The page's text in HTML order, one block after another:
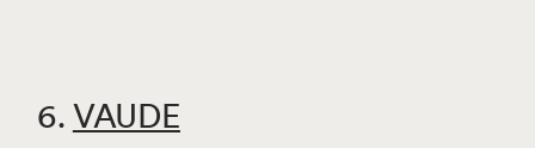
6. VAUDE